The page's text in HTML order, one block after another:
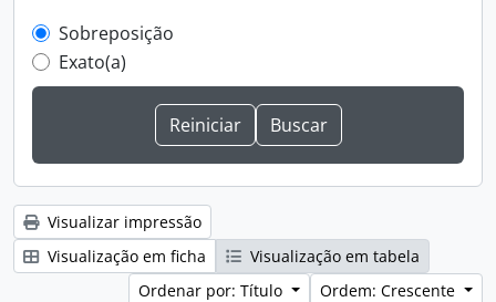
Sobreposição
Exato(a)
Visualizar impressão
Visualização em ficha
Visualização em tabela
Ordenar por: Título
Ordem: Crescente